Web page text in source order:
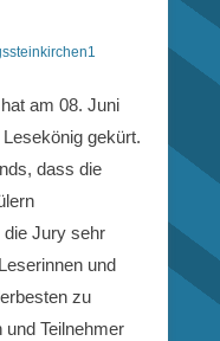
am 08. Juni
gekürt.
dass die
Jury sehr
und
zu
und Teilnehmer